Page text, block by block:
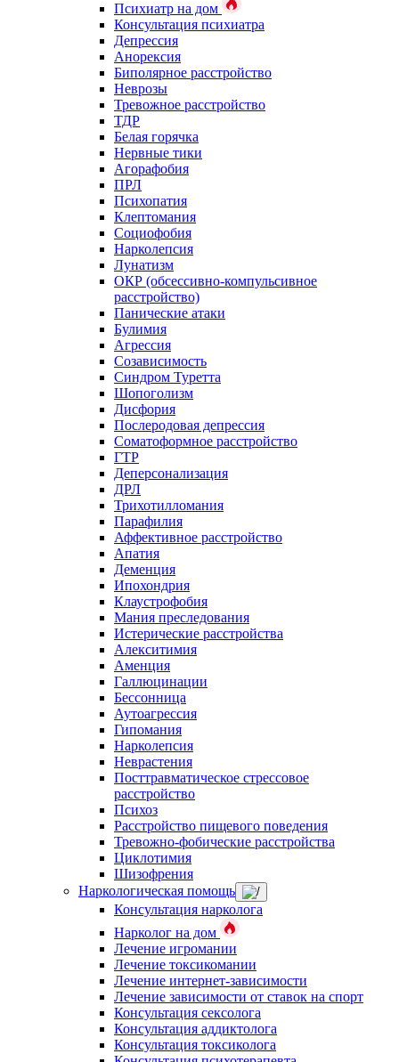
Психиатр на дом
Консультация психиатра
Депрессия
Анорексия
Биполярное расстройство
Неврозы
Тревожное расстройство
ТДР
Белая горячка
Нервные тики
Агорафобия
ПРЛ
Психопатия
Клептомания
Социофобия
Нарколепсия
Лунатизм
ОКР (обсессивно-компульсивное
расстройство)
Панические атаки
Булимия
Агрессия
Созависимость
Синдром Туретта
Шопоголизм
Дисфория
Послеродовая депрессия
Соматоформное расстройство
ГТР
Деперсонализация
ДРЛ
Трихотилломания
Парафилия
Аффективное расстройство
Апатия
Деменция
Ипохондрия
Клаустрофобия
Мания преследования
Истерические расстройства
Алекситимия
Аменция
Галлюцинации
Бессонница
Аутоагрессия
Гипомания
Нарколепсия
Неврастения
Посттравматическое стрессовое
расстройство
Психоз
Расстройство пищевого поведения
Тревожно-фобические расстройства
Циклотимия
Шизофрения
Наркологическая помощь
Консультация нарколога
Нарколог на дом
Лечение игромании
Лечение токсикомании
Лечение интернет-зависимости
Лечение зависимости от ставок на спорт
Консультация сексолога
Консультация аддиктолога
Консультация токсиколога